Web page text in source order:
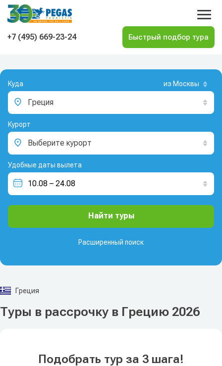
На главную
+7 (495) 669-23-24
Куда из Москвы
Греция
Курорт
Выберите курорт
Удобные даты вылета
Расширенный поиск
Найти туры
Греция
Туры в рассрочку в Грецию 2026
Подобрать тур за 3 шага!